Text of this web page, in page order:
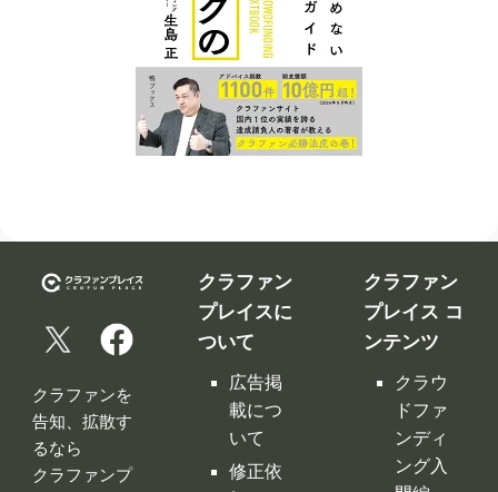
クラファンを
告知、拡散す
るなら
クラファンプ
クラファン
プレイスに
ついて
広告掲
載につ
いて
修正依
クラファン
プレイス コ
ンテンツ
クラウ
ドファ
ンディ
ング入